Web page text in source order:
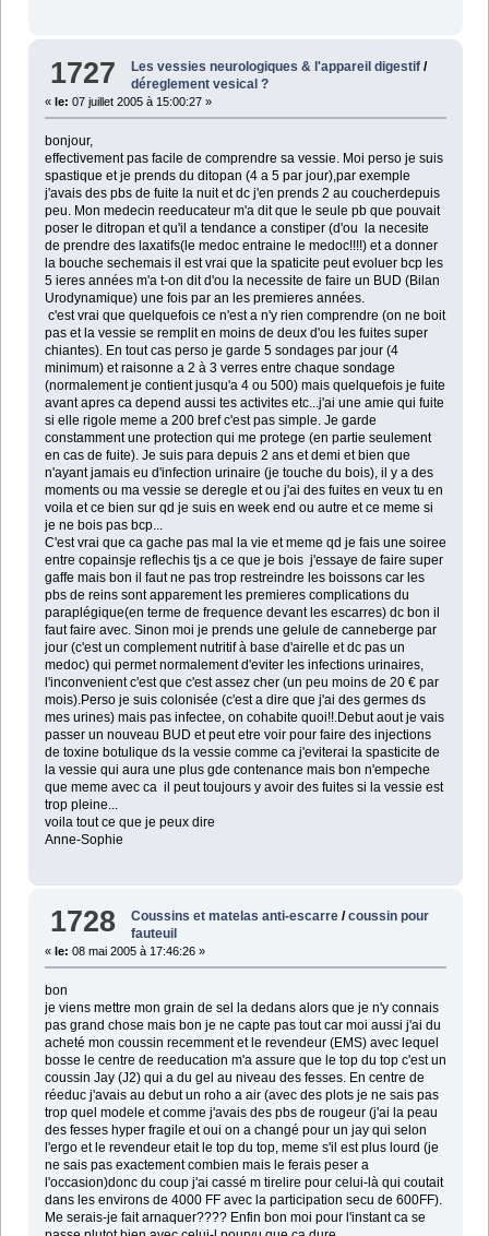
1727 Les vessies neurologiques & l'appareil digestif /
déreglement vesical ?
« le: 07 juillet 2005 à 15:00:27 »
bonjour,
effectivement pas facile de comprendre sa vessie. Moi perso je suis
spastique et je prends du ditopan (4 a 5 par jour),par exemple
j'avais des pbs de fuite la nuit et dc j'en prends 2 au coucherdepuis
peu. Mon medecin reeducateur m'a dit que le seule pb que pouvait
poser le ditropan et qu'il a tendance a constiper (d'ou la necesite
de prendre des laxatifs(le medoc entraine le medoc!!!!) et a donner
la bouche sechemais il est vrai que la spaticite peut evoluer bcp les
5 ieres années m'a t-on dit d'ou la necessite de faire un BUD (Bilan
Urodynamique) une fois par an les premieres années.
c'est vrai que quelquefois ce n'est a n'y rien comprendre (on ne boit
pas et la vessie se remplit en moins de deux d'ou les fuites super
chiantes). En tout cas perso je garde 5 sondages par jour (4
minimum) et raisonne a 2 à 3 verres entre chaque sondage
(normalement je contient jusqu'a 4 ou 500) mais quelquefois je fuite
avant apres ca depend aussi tes activites etc...j'ai une amie qui fuite
si elle rigole meme a 200 bref c'est pas simple. Je garde
constamment une protection qui me protege (en partie seulement
en cas de fuite). Je suis para depuis 2 ans et demi et bien que
n'ayant jamais eu d'infection urinaire (je touche du bois), il y a des
moments ou ma vessie se deregle et ou j'ai des fuites en veux tu en
voila et ce bien sur qd je suis en week end ou autre et ce meme si
je ne bois pas bcp...
C'est vrai que ca gache pas mal la vie et meme qd je fais une soiree
entre copainsje reflechis tjs a ce que je bois j'essaye de faire super
gaffe mais bon il faut ne pas trop restreindre les boissons car les
pbs de reins sont apparement les premieres complications du
paraplégique(en terme de frequence devant les escarres) dc bon il
faut faire avec. Sinon moi je prends une gelule de canneberge par
jour (c'est un complement nutritif à base d'airelle et dc pas un
medoc) qui permet normalement d'eviter les infections urinaires,
l'inconvenient c'est que c'est assez cher (un peu moins de 20 € par
mois).Perso je suis colonisée (c'est a dire que j'ai des germes ds
mes urines) mais pas infectee, on cohabite quoi!!.Debut aout je vais
passer un nouveau BUD et peut etre voir pour faire des injections
de toxine botulique ds la vessie comme ca j'eviterai la spasticite de
la vessie qui aura une plus gde contenance mais bon n'empeche
que meme avec ca il peut toujours y avoir des fuites si la vessie est
trop pleine...
voila tout ce que je peux dire
Anne-Sophie
1728 Coussins et matelas anti-escarre /coussin pour
fauteuil
« le: 08 mai 2005 à 17:46:26 »
bon
je viens mettre mon grain de sel la dedans alors que je n'y connais
pas grand chose mais bon je ne capte pas tout car moi aussi j'ai du
acheté mon coussin recemment et le revendeur (EMS) avec lequel
bosse le centre de reeducation m'a assure que le top du top c'est un
coussin Jay (J2) qui a du gel au niveau des fesses. En centre de
réeduc j'avais au debut un roho a air (avec des plots je ne sais pas
trop quel modele et comme j'avais des pbs de rougeur (j'ai la peau
des fesses hyper fragile et oui on a changé pour un jay qui selon
l'ergo et le revendeur etait le top du top, meme s'il est plus lourd (je
ne sais pas exactement combien mais le ferais peser a
l'occasion)donc du coup j'ai cassé m tirelire pour celui-là qui coutait
dans les environs de 4000 FF avec la participation secu de 600FF).
Me serais-je fait arnaquer???? Enfin bon moi pour l'instant ca se